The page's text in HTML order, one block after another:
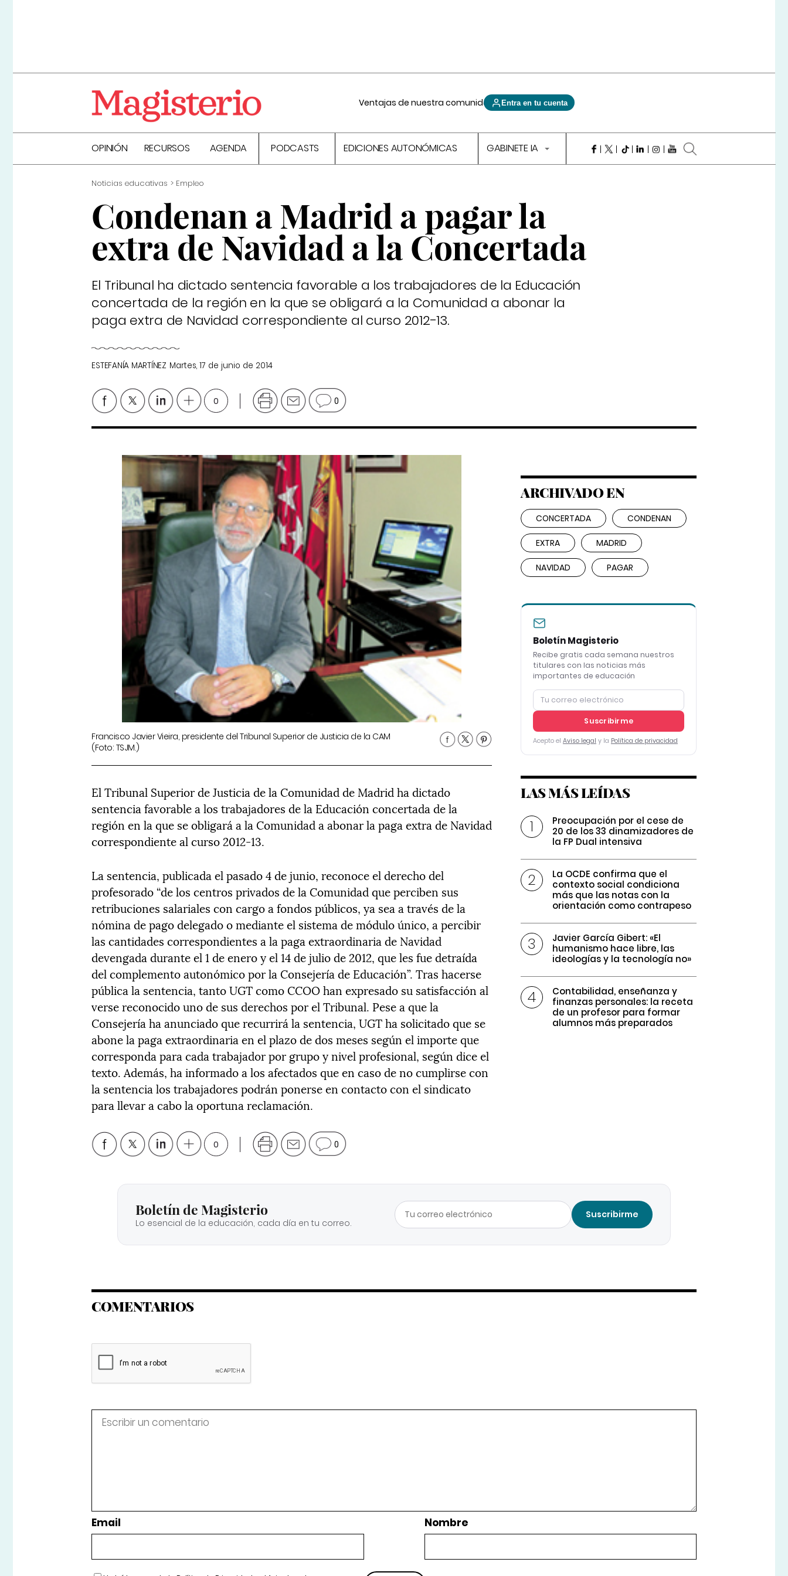
Ventajas de nuestra comunidad Entra en tu cuenta
OPINIÓN RECURSOS AGENDA PODCASTS EDICIONES AUTONÓMICAS GABINETE IA
Noticias educativas Empleo
Condenan a Madrid a pagar la
extra de Navidad a la Concertada
El Tribunal ha dictado sentencia favorable a los trabajadores de la Educación
concertada de la región en la que se obligará a la Comunidad a abonar la
paga extra de Navidad correspondiente al curso 2012-13.
ESTEFANÍA MARTÍNEZ Martes, 17 de junio de 2014
0 0
Francisco Javier Vieira, presidente del Tribunal Superior de Justicia de la CAM
(Foto: TSJM.)
El Tribunal Superior de Justicia de la Comunidad de Madrid ha dictado
sentencia favorable a los trabajadores de la Educación concertada de la
región en la que se obligará a la Comunidad a abonar la paga extra de Navidad
correspondiente al curso 2012-13.
La sentencia, publicada el pasado 4 de junio, reconoce el derecho del
profesorado “de los centros privados de la Comunidad que perciben sus
retribuciones salariales con cargo a fondos públicos, ya sea a través de la
nómina de pago delegado o mediante el sistema de módulo único, a percibir
las cantidades correspondientes a la paga extraordinaria de Navidad
devengada durante el 1 de enero y el 14 de julio de 2012, que les fue detraída
del complemento autonómico por la Consejería de Educación”. Tras hacerse
pública la sentencia, tanto UGT como CCOO han expresado su satisfacción al
verse reconocido uno de sus derechos por el Tribunal. Pese a que la
Consejería ha anunciado que recurrirá la sentencia, UGT ha solicitado que se
abone la paga extraordinaria en el plazo de dos meses según el importe que
corresponda para cada trabajador por grupo y nivel profesional, según dice el
texto. Además, ha informado a los afectados que en caso de no cumplirse con
la sentencia los trabajadores podrán ponerse en contacto con el sindicato
para llevar a cabo la oportuna reclamación.
0 0
ARCHIVADO EN
CONCERTADA CONDENAN
EXTRA MADRID
NAVIDAD PAGAR
Boletín Magisterio
Recibe gratis cada semana nuestros
titulares con las noticias más
importantes de educación
Suscribirme
Acepto el Aviso legal y la Política de privacidad
LAS MÁS LEÍDAS
Preocupación por el cese de
20 de los 33 dinamizadores de
la FP Dual intensiva
La OCDE confirma que el
contexto social condiciona
más que las notas con la
orientación como contrapeso
Javier García Gibert: «El
humanismo hace libre, las
ideologías y la tecnología no»
Contabilidad, enseñanza y
finanzas personales: la receta
de un profesor para formar
alumnos más preparados
Boletín de Magisterio
Lo esencial de la educación, cada día en tu correo.
Suscribirme
COMENTARIOS
Email Nombre